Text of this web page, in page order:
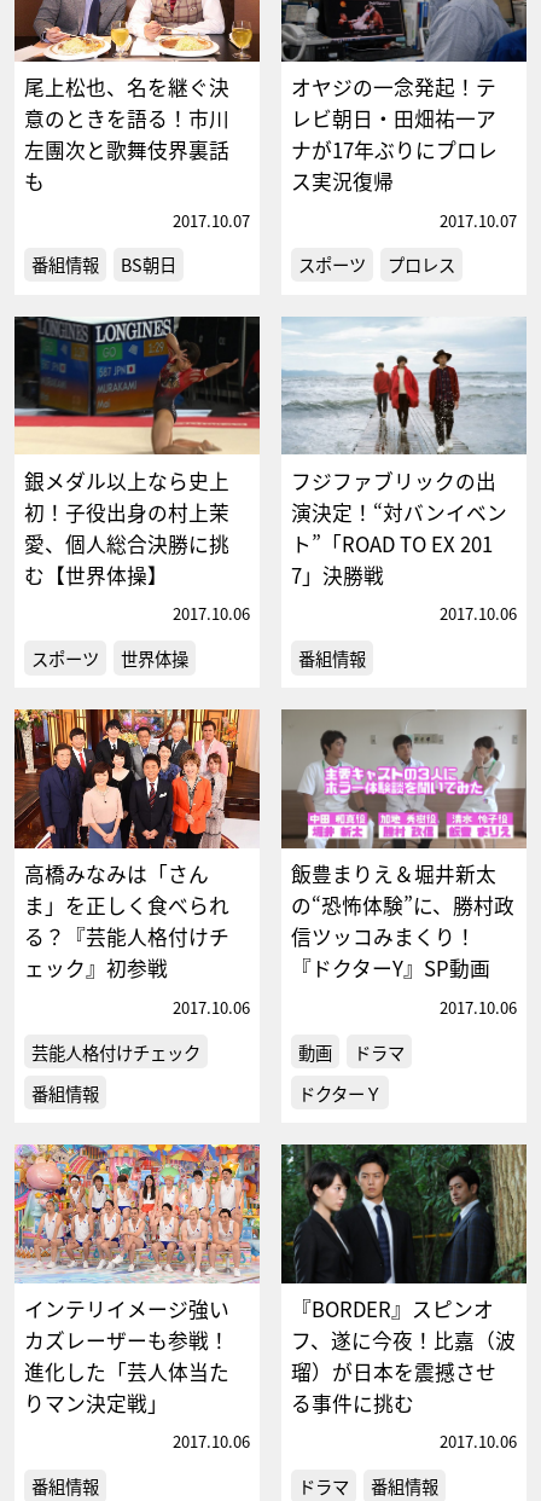
尾上松也、名を継ぐ決
意のときを語る！市川
左團次と歌舞伎界裏話
も
2017.10.07
番組情報 BS朝日
オヤジの一念発起！テ
レビ朝日・田畑祐一ア
ナが17年ぶりにプロレ
ス実況復帰
2017.10.07
スポーツ プロレス
銀メダル以上なら史上
初！子役出身の村上茉
愛、個人総合決勝に挑
む【世界体操】
2017.10.06
スポーツ 世界体操
フジファブリックの出
演決定！“対バンイベン
ト”「ROAD TO EX 201
7」決勝戦
2017.10.06
番組情報
高橋みなみは「さん
ま」を正しく食べられ
る？『芸能人格付けチ
ェック』初参戦
2017.10.06
芸能人格付けチェック
番組情報
飯豊まりえ＆堀井新太
の“恐怖体験”に、勝村政
信ツッコみまくり！
『ドクターY』SP動画
2017.10.06
動画
ドラマ
ドクターＹ
インテリイメージ強い
カズレーザーも参戦！
進化した「芸人体当た
りマン決定戦」
2017.10.06
番組情報
『BORDER』スピンオ
フ、遂に今夜！比嘉（波
瑠）が日本を震撼させ
る事件に挑む
2017.10.06
ドラマ 番組情報